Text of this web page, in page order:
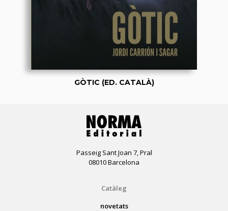
GÒTIC (ED. CATALÀ)
Passeig Sant Joan 7, Pral
08010 Barcelona
Catàleg
novetats